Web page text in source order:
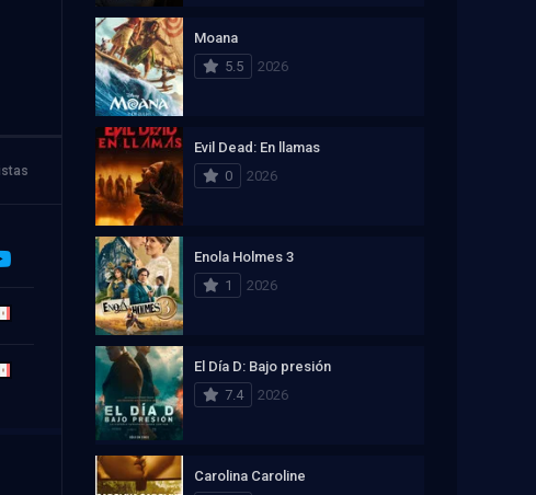
Moana
5.5
2026
Evil Dead: En llamas
0
2026
Enola Holmes 3
1
2026
El Día D: Bajo presión
7.4
2026
Carolina Caroline